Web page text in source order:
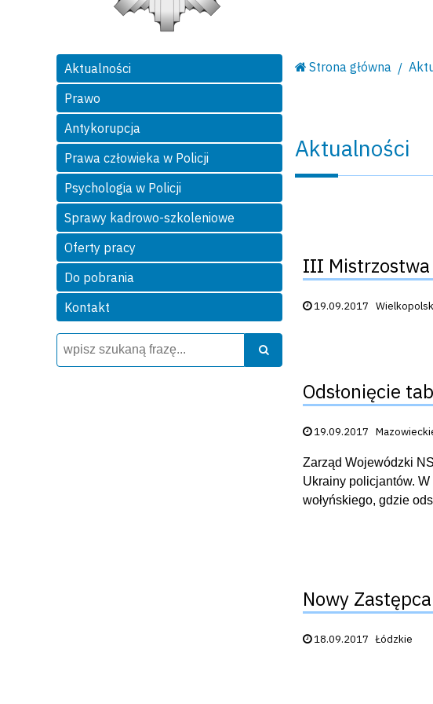
Aktualności
Prawo
Antykorupcja
Prawa człowieka w Policji
Psychologia w Policji
Sprawy kadrowo-szkoleniowe
Oferty pracy
Do pobrania
Kontakt
Wyszukiwarka
Szukaj
Strona główna
Aktualności
III Mistrzostwa
Data publikacji:
19.09.2017
Odsłonięcie
Data publikacji:
19.09.2017
Zarząd Wojewódzki
Ukrainy policjantów.
wołyńskiego, gdzie
Nowy
Data publikacji:
18.09.2017 Łódzkie